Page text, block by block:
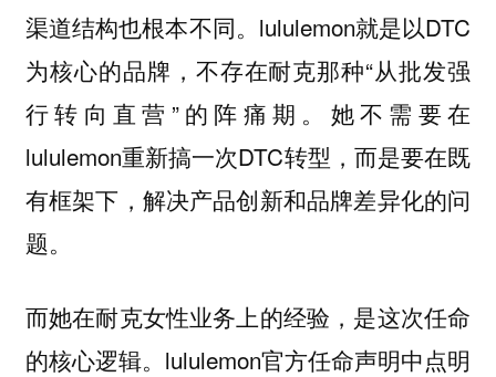
渠道结构也根本不同。lululemon就是以DTC
为核心的品牌，不存在耐克那种“从批发强
行转向直营”的阵痛期。她不需要在
lululemon重新搞一次DTC转型，而是要在既
有框架下，解决产品创新和品牌差异化的问
题。
而她在耐克女性业务上的经验，是这次任命
的核心逻辑。lululemon官方任命声明中点明